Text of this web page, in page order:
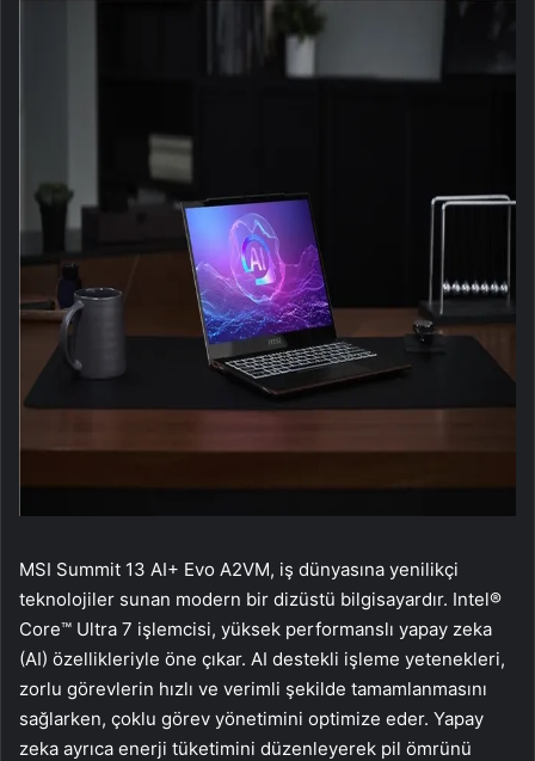
MSI Summit 13 AI+ Evo A2VM, iş dünyasına yenilikçi
teknolojiler sunan modern bir dizüstü bilgisayardır. Intel®
Core™ Ultra 7 işlemcisi, yüksek performanslı yapay zeka
(AI) özellikleriyle öne çıkar. AI destekli işleme yetenekleri,
zorlu görevlerin hızlı ve verimli şekilde tamamlanmasını
sağlarken, çoklu görev yönetimini optimize eder. Yapay
zeka ayrıca enerji tüketimini düzenleyerek pil ömrünü